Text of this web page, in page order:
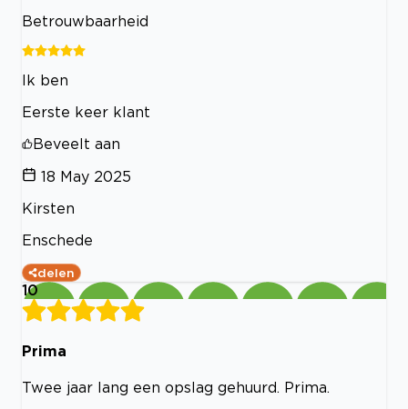
Betrouwbaarheid
Ik ben
Eerste keer klant
Beveelt aan
18 May 2025
Kirsten
Enschede
delen
10
Prima
Twee jaar lang een opslag gehuurd. Prima.